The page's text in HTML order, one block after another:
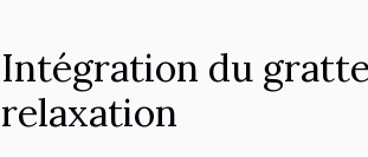
Intégration du
relaxation